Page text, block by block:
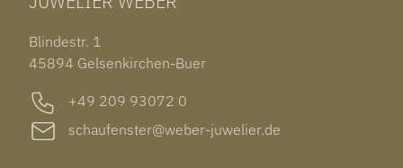
OHRSCHMUCK
OUT OF COLLECTION
GARMIN VENU 3S
Blindestr. 1
45894 Gelsenkirchen-Buer
+49 209 93072 0
schaufenster@weber-juwelier.de